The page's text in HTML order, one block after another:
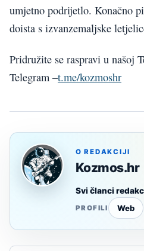
umjetno podrijetlo. Konačno
doista s izvanzemaljske
Pridružite se raspravi u našoj
Telegram –t.me/kozmoshr
O REDAKCIJI
Kozmos.hr
Svi članci
PROFILI Web